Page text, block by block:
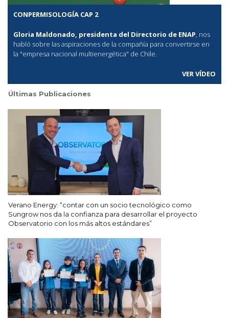
CONPERMISOLOGÍA CAP 2
Gloria Maldonado, presidenta del Directorio de ENAP, nos
habló sobre las aspiraciones de la compañía para convertirse en
la "empresa nacional multienergética" de Chile.
VER VÍDEO
Últimas Publicaciones
Verano Energy: “contar con un socio tecnológico como
Sungrow nos da la confianza para desarrollar el proyecto
Observatorio con los más altos estándares”